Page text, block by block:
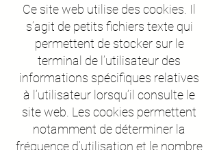
Ce site web utilise des cookies. Il
s’agit de petits fichiers texte qui
permettent de stocker sur le
terminal de l’utilisateur des
informations spécifiques relatives
à l’utilisateur lorsqu’il consulte le
site web. Les cookies permettent
notamment de déterminer la
fréquence d’utilisation et le nombre